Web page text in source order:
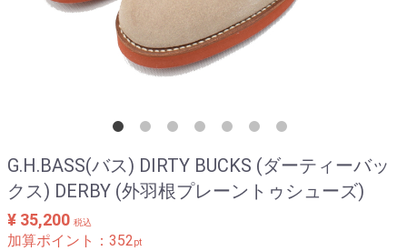
G.H.BASS(バス) DIRTY BUCKS (ダーティーバッ
クス) DERBY (外羽根プレーントゥシューズ)
¥ 35,200 税込
加算ポイント： 352pt